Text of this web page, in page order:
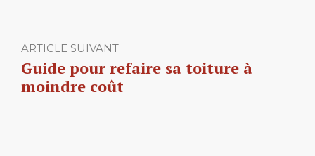
ARTICLE SUIVANT
Guide pour refaire sa toiture à
moindre coût